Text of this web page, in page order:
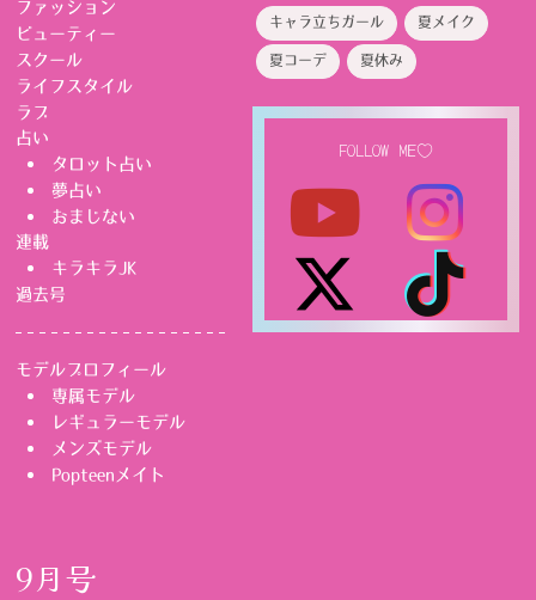
ファッション
ビューティー
スクール
ライフスタイル
ラブ
占い
タロット占い
夢占い
おまじない
連載
キラキラJK
過去号
モデルプロフィール
専属モデル
レギュラーモデル
メンズモデル
Popteenメイト
キャラ立ちガール 夏メイク
夏コーデ 夏休み
FOLLOW ME♡
9月号